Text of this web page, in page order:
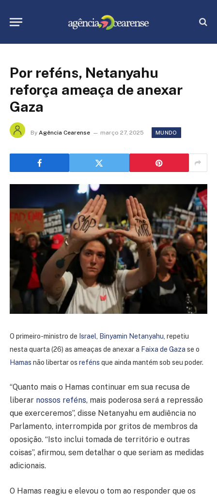
Por reféns, Netanyahu
reforça ameaça de anexar
Gaza
By Agência Cearense março 27, 2025 MUNDO
O primeiro-ministro de Israel Binyamin Netanyahu , repetiu
nesta quarta (26) as ameaças de anexar a Faixa de Gaza se o
Hamas não libertar os reféns que ainda mantém sob seu poder.
“Quanto mais o Hamas continuar em sua recusa de
liberar nossos reféns, mais poderosa será a repressão
que exerceremos”, disse Netanyahu em audiência no
Parlamento, interrompida por gritos de membros da
oposição. “Isto inclui tomada de território e outras
coisas”, afirmou, sem detalhar o que seriam as medidas
adicionais.
O Hamas reagiu e elevou o tom ao responder que os